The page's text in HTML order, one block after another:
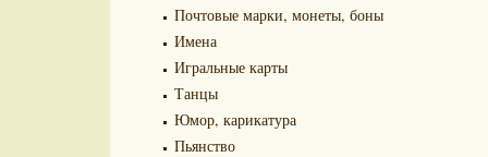
Почтовые марки, монеты, боны
Имена
Игральные карты
Танцы
Юмор, карикатура
Пьянство